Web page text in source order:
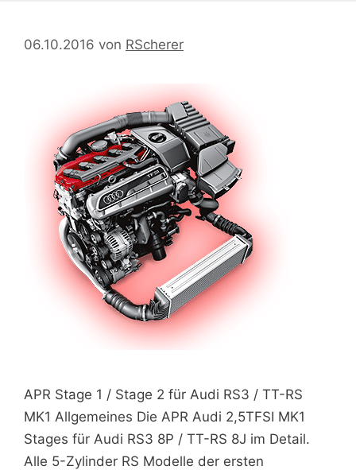
06.10.2016 von RScherer
APR Stage 1 / Stage 2 für Audi RS3 / TT-RS
MK1 Allgemeines Die APR Audi 2,5TFSI MK1
Stages für Audi RS3 8P / TT-RS 8J im Detail.
Alle 5-Zylinder RS Modelle der ersten